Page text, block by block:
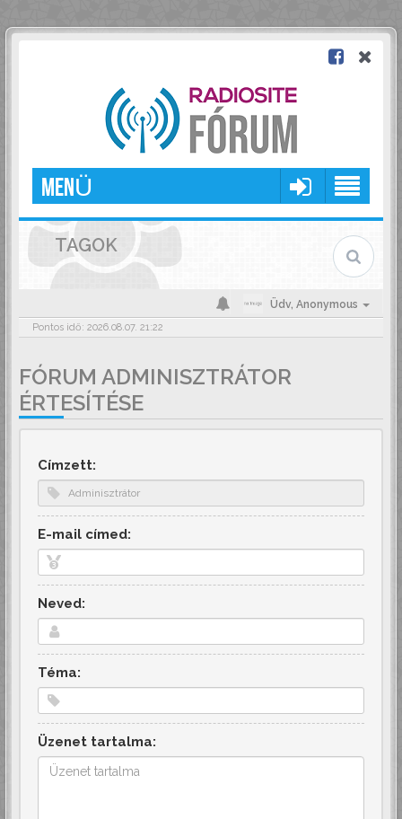
MENÜ
TAGOK
Üdv, Anonymous
Pontos idő: 2026.08.07. 21:22
FÓRUM ADMINISZTRÁTOR
ÉRTESÍTÉSE
Címzett:
E-mail címed:
Neved:
Téma:
Üzenet tartalma: